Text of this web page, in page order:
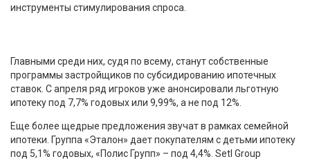
инструменты стимулирования спроса.
Главными среди них, судя по всему, станут собственные
программы застройщиков по субсидированию ипотечных
ставок. С апреля ряд игроков уже анонсировали льготную
ипотеку под 7,7% годовых или 9,99%, а не под 12%.
Еще более щедрые предложения звучат в рамках семейной
ипотеки. Группа «Эталон» дает покупателям с детьми ипотеку
под 5,1% годовых, «Полис Групп» – под 4,4%. Setl Group